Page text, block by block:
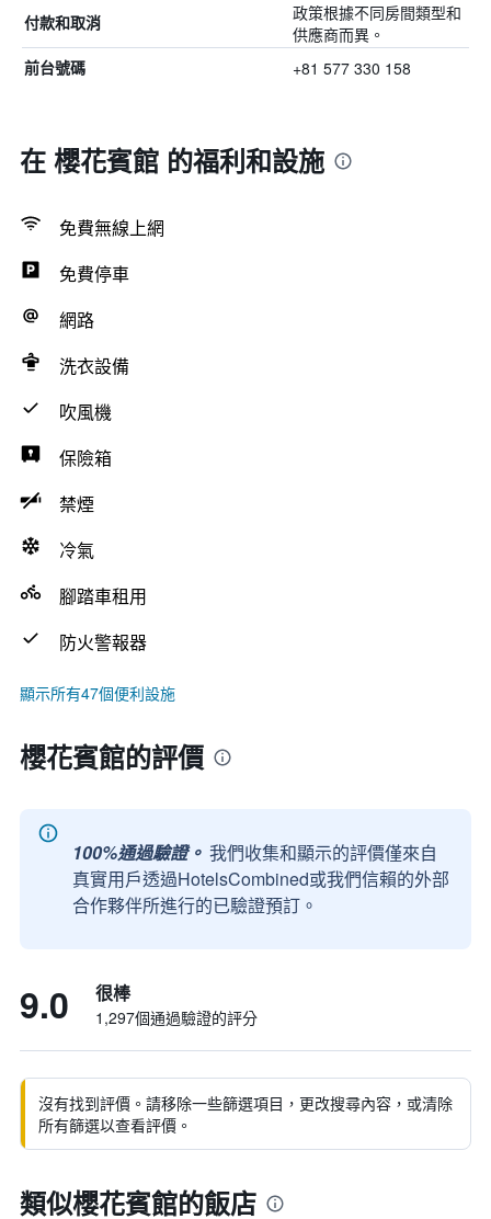
付款和取消
政策根據不同房間類型和
供應商而異。
前台號碼 +81 577 330 158
在 櫻花賓館 的福利和設施
免費無線上網
免費停車
網路
洗衣設備
吹風機
保險箱
禁煙
冷氣
腳踏車租用
防火警報器
顯示所有47個便利設施
櫻花賓館的評價
100%通過驗證。 我們收集和顯示的評價僅來自
真實用戶透過HotelsCombined或我們信賴的外部
合作夥伴所進行的已驗證預訂。
9.0 很棒
1,297個通過驗證的評分
沒有找到評價。請移除一些篩選項目，更改搜尋內容，或清除
所有篩選以查看評價。
類似櫻花賓館的飯店